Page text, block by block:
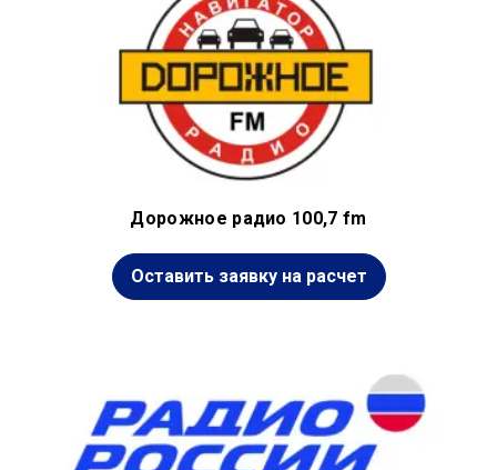
Дорожное радио 100,7 fm
Оставить заявку на расчет